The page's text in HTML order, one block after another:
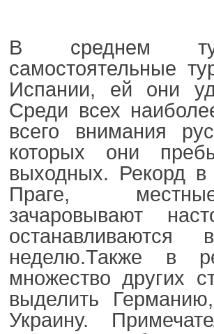
В среднем
самостоятельные
Испании, ей они
Среди всех
всего внимания
которых они
выходных. Рекорд в
Праге, местные
зачаровывают
неделю.Также в
множество других
выделить
Украину.